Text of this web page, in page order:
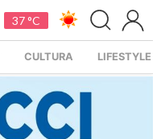
37 °C
CULTURA LIFESTYLE